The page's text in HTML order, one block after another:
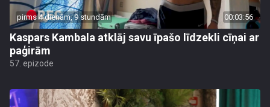
pirms 4 dienām, 9 stundām 00:03:56
Kaspars Kambala atklāj savu īpašo līdzekli cīņai ar
paģirām
57. epizode